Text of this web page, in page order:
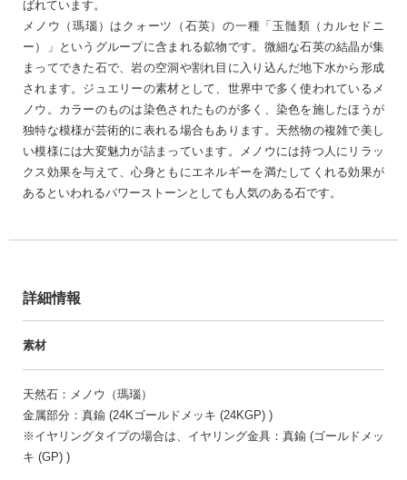
ばれています。
メノウ（瑪瑙）はクォーツ（石英）の一種「玉髄類（カルセドニ
ー）」というグループに含まれる鉱物です。微細な石英の結晶が集
まってできた石で、岩の空洞や割れ目に入り込んだ地下水から形成
されます。ジュエリーの素材として、世界中で多く使われているメ
ノウ。カラーのものは染色されたものが多く、染色を施したほうが
独特な模様が芸術的に表れる場合もあります。天然物の複雑で美し
い模様には大変魅力が詰まっています。メノウには持つ人にリラッ
クス効果を与えて、心身ともにエネルギーを満たしてくれる効果が
あるといわれるパワーストーンとしても人気のある石です。
詳細情報
素材
天然石：メノウ（瑪瑙）
金属部分：真鍮 (24Kゴールドメッキ (24KGP) )
※イヤリングタイプの場合は、イヤリング金具：真鍮 (ゴールドメッ
キ (GP) )